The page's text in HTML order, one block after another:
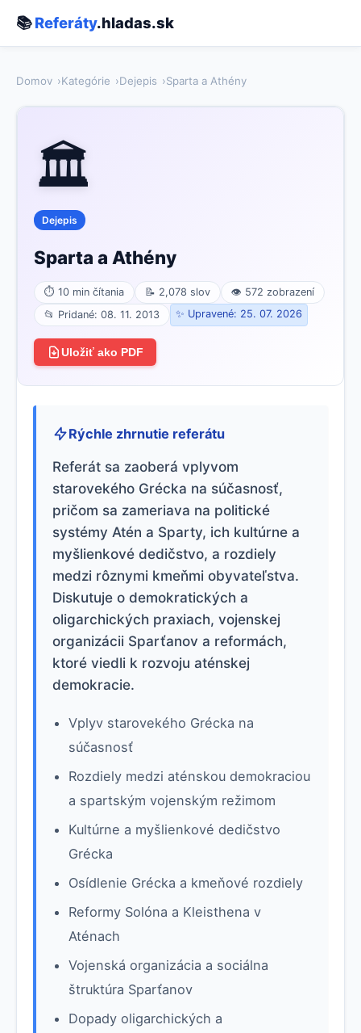
📚Referáty.hladas.sk
Domov Kategórie Dejepis Sparta a Athény
🏛️
Dejepis
Sparta a Athény
⏱ 10 min čítania 📝 2,078 slov
👁 572 zobrazení
📂 Pridané: 08. 11. 2013
✨ Upravené: 25. 07. 2026
Uložiť ako PDF
Rýchle zhrnutie referátu
Referát sa zaoberá vplyvom
starovekého Grécka na súčasnosť,
pričom sa zameriava na politické
systémy Atén a Sparty, ich kultúrne a
myšlienkové dedičstvo, a rozdiely
medzi rôznymi kmeňmi obyvateľstva.
Diskutuje o demokratických a
oligarchických praxiach, vojenskej
organizácii Sparťanov a reformách,
ktoré viedli k rozvoju aténskej
demokracie.
Vplyv starovekého Grécka na
súčasnosť
Rozdiely medzi aténskou demokraciou
a spartským vojenským režimom
Kultúrne a myšlienkové dedičstvo
Grécka
Osídlenie Grécka a kmeňové rozdiely
Reformy Solóna a Kleisthena v
Aténach
Vojenská organizácia a sociálna
štruktúra Sparťanov
Dopady oligarchických a